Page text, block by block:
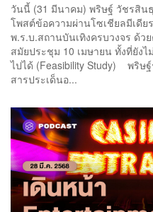
วันนี้ (31 มีนาคม) พริษฐ์ วัชรสิ
โพสต์ข้อความผ่านโซเชียลมีเดีย
พ.ร.บ.สถานบันเทิงครบวงจร ด้ว
สมัยประชุม 10 เมษายน ทั้งที่ยัง
ไปได้ (Feasibility Study) พริษ
สารประเด็นอ...